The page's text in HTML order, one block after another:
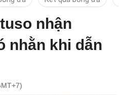
nhận
nhằn khi dẫn